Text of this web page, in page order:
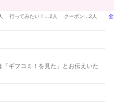
行ってみたい！… 2人 クーポン… 2人
ギフコミ！を見た」とお伝えいた